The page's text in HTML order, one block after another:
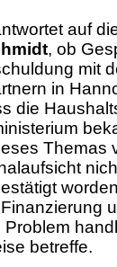
auf
, ob
mit
in
die
Themas
Problem
betreffe.